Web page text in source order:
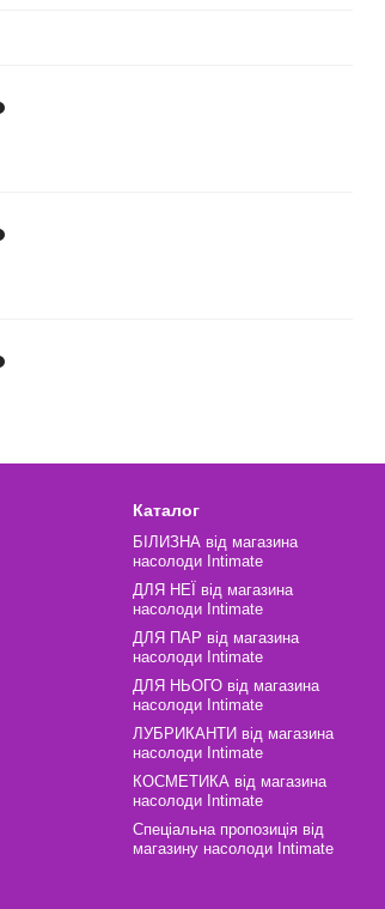
Каталог
БІЛИЗНА від магазина
насолоди Intimate
ДЛЯ НЕЇ від магазина
насолоди Intimate
ДЛЯ ПАР від магазина
насолоди Intimate
ДЛЯ НЬОГО від магазина
насолоди Intimate
ЛУБРИКАНТИ від магазина
насолоди Intimate
КОСМЕТИКА від магазина
насолоди Intimate
Спеціальна пропозиція від
магазину насолоди Intimate